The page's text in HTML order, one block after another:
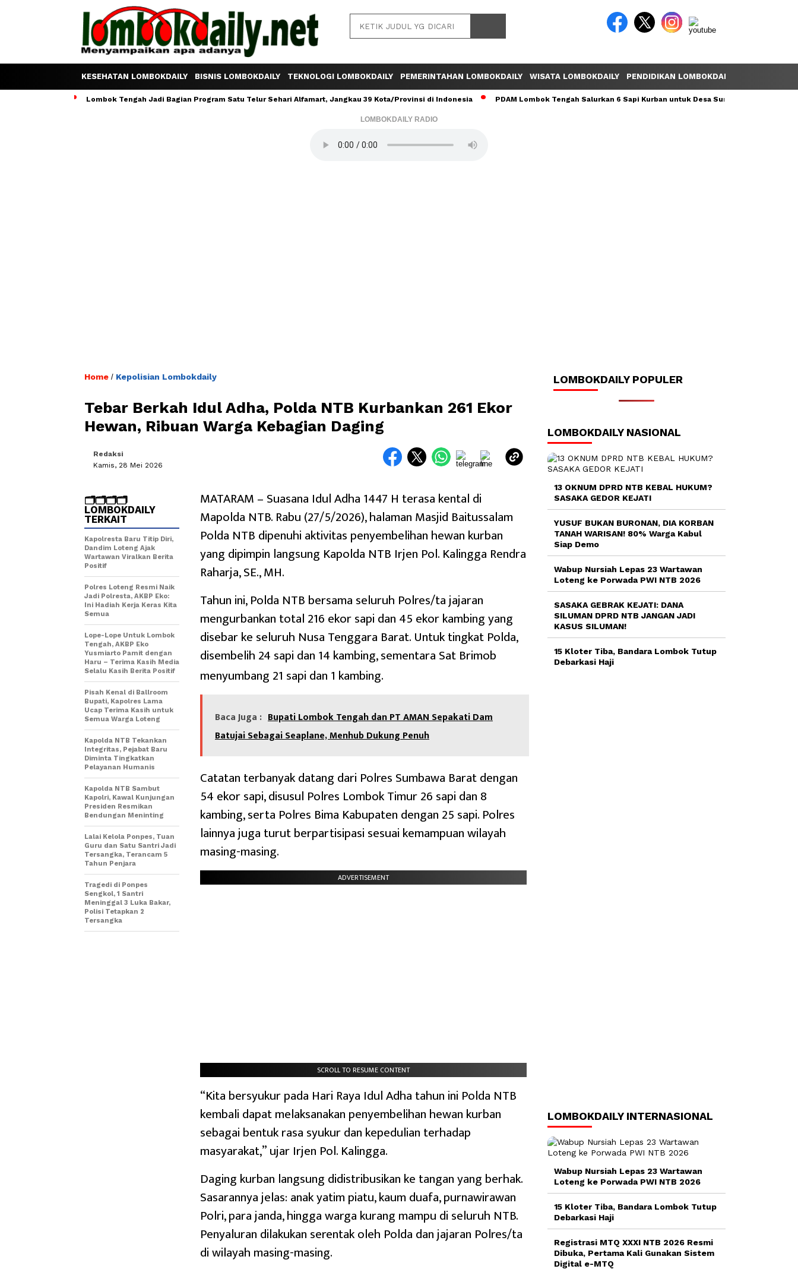
KESEHATAN LOMBOKDAILY BISNIS LOMBOKDAILY TEKNOLOGI LOMBOKDAILY PEMERINTAHAN LOMBOKDAILY WISATA LOMBOKDAILY PENDIDIKAN LOMBOKDAILY
Lombok Tengah Jadi Bagian Program Satu Telur Sehari Alfamart, Jangkau 39 Kota/Provinsi di Indonesia PDAM Lombok Tengah Salurkan 6 Sapi Kurban untuk Desa Sumber Mata Air
LOMBOKDAILY RADIO
Home / Kepolisian Lombokdaily
Tebar Berkah Idul Adha, Polda NTB Kurbankan 261 Ekor
Hewan, Ribuan Warga Kebagian Daging
Redaksi
Kamis, 28 Mei 2026
MATARAM – Suasana Idul Adha 1447 H terasa kental di
Mapolda NTB. Rabu (27/5/2026), halaman Masjid Baitussalam
Polda NTB dipenuhi aktivitas penyembelihan hewan kurban
yang dipimpin langsung Kapolda NTB Irjen Pol. Kalingga Rendra
Raharja, SE., MH.
Tahun ini, Polda NTB bersama seluruh Polres/ta jajaran
mengurbankan total 216 ekor sapi dan 45 ekor kambing yang
disebar ke seluruh Nusa Tenggara Barat. Untuk tingkat Polda,
disembelih 24 sapi dan 14 kambing, sementara Sat Brimob
menyumbang 21 sapi dan 1 kambing.
Baca Juga : Bupati Lombok Tengah dan PT AMAN Sepakati Dam
Batujai Sebagai Seaplane, Menhub Dukung Penuh
Catatan terbanyak datang dari Polres Sumbawa Barat dengan
54 ekor sapi, disusul Polres Lombok Timur 26 sapi dan 8
kambing, serta Polres Bima Kabupaten dengan 25 sapi. Polres
lainnya juga turut berpartisipasi sesuai kemampuan wilayah
masing-masing.
ADVERTISEMENT
Polres Lombok Tengah Tegaskan
SCROLL TO RESUME CONTENT
“Kita bersyukur pada Hari Raya Idul Adha tahun ini Polda NTB
kembali dapat melaksanakan penyembelihan hewan kurban
sebagai bentuk rasa syukur dan kepedulian terhadap
masyarakat,” ujar Irjen Pol. Kalingga.
Daging kurban langsung didistribusikan ke tangan yang berhak.
Sasarannya jelas: anak yatim piatu, kaum duafa, purnawirawan
Polri, para janda, hingga warga kurang mampu di seluruh NTB.
Penyaluran dilakukan serentak oleh Polda dan jajaran Polres/ta
di wilayah masing-masing.
🗂️🗂️🗂️🗂️
LOMBOKDAILY
TERKAIT
Kapolresta Baru Titip Diri,
Dandim Loteng Ajak
Wartawan Viralkan Berita
Positif
Polres Loteng Resmi Naik
Jadi Polresta, AKBP Eko:
Ini Hadiah Kerja Keras Kita
Semua
Lope-Lope Untuk Lombok
Tengah, AKBP Eko
Yusmiarto Pamit dengan
Haru – Terima Kasih Media
Selalu Kasih Berita Positif
Pisah Kenal di Ballroom
Bupati, Kapolres Lama
Ucap Terima Kasih untuk
Semua Warga Loteng
Kapolda NTB Tekankan
Integritas, Pejabat Baru
Diminta Tingkatkan
Pelayanan Humanis
Kapolda NTB Sambut
Kapolri, Kawal Kunjungan
Presiden Resmikan
Bendungan Meninting
Lalai Kelola Ponpes, Tuan
Guru dan Satu Santri Jadi
Tersangka, Terancam 5
Tahun Penjara
Tragedi di Ponpes
Sengkol, 1 Santri
Meninggal 3 Luka Bakar,
Polisi Tetapkan 2
Tersangka
LOMBOKDAILY POPULER
LOMBOKDAILY NASIONAL
13 OKNUM DPRD NTB KEBAL HUKUM?
SASAKA GEDOR KEJATI
YUSUF BUKAN BURONAN, DIA KORBAN
TANAH WARISAN! 80% Warga Kabul
Siap Demo
Wabup Nursiah Lepas 23 Wartawan
Loteng ke Porwada PWI NTB 2026
SASAKA GEBRAK KEJATI: DANA
SILUMAN DPRD NTB JANGAN JADI
KASUS SILUMAN!
15 Kloter Tiba, Bandara Lombok Tutup
Debarkasi Haji
LOMBOKDAILY INTERNASIONAL
Wabup Nursiah Lepas 23 Wartawan
Loteng ke Porwada PWI NTB 2026
15 Kloter Tiba, Bandara Lombok Tutup
Debarkasi Haji
Registrasi MTQ XXXI NTB 2026 Resmi
Dibuka, Pertama Kali Gunakan Sistem
Digital e-MTQ